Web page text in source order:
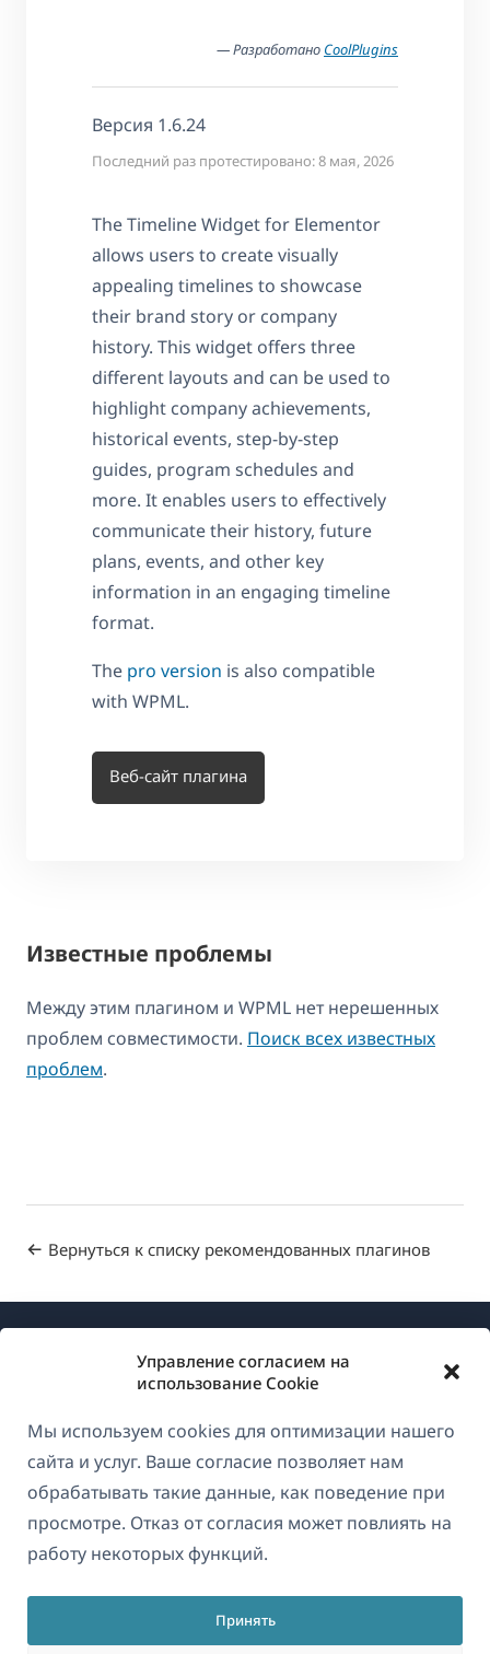
Управление согласием на
использование Cookie
Мы используем cookies для оптимизации нашего
сайта и услуг. Ваше согласие позволяет нам
обрабатывать такие данные, как поведение при
просмотре. Отказ от согласия может повлиять на
работу некоторых функций.
Принять
— Разработано CoolPlugins
Версия 1.6.24
Последний раз протестировано: 8 мая, 2026
The Timeline Widget for Elementor
allows users to create visually
appealing timelines to showcase
their brand story or company
history. This widget offers three
different layouts and can be used to
highlight company achievements,
historical events, step-by-step
guides, program schedules and
more. It enables users to effectively
communicate their history, future
plans, events, and other key
information in an engaging timeline
format.
The pro version is also compatible
with WPML.
Веб-сайт плагина
Известные проблемы
Между этим плагином и WPML нет нерешенных
проблем совместимости. Поиск всех известных
проблем.
Вернуться к списку рекомендованных плагинов
Русский
О WPML
GDPR и политика конфиденциальности
Присоединяйтесь к нашей команде
(открывается
в
новом
в
новом
в